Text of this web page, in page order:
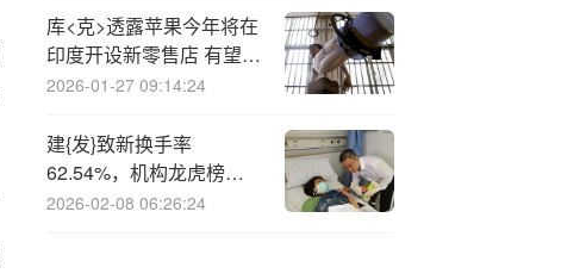
库<克>透露苹果今年将在
印度开设新零售店 有望在
印度“硅谷”
2026-01-27 09:14:24
建{发}致新换手率
62.54%，机构龙虎榜上
激烈博弈
2026-02-08 06:26:24